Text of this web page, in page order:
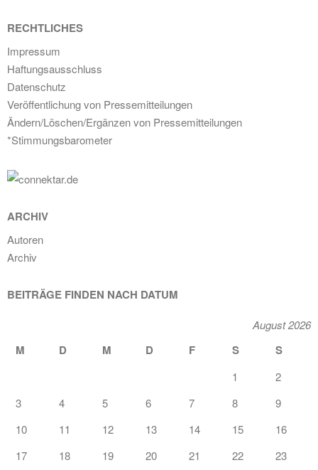
RECHTLICHES
Impressum
Haftungsausschluss
Datenschutz
Veröffentlichung von Pressemitteilungen
Ändern/Löschen/Ergänzen von Pressemitteilungen
*Stimmungsbarometer
ARCHIV
Autoren
Archiv
BEITRÄGE FINDEN NACH DATUM
August 2026
M D M D F S S
1
2
3
4 5 6 7 8
9
10
11 12 13 14 15
16
17
18 19 20 21 22 23